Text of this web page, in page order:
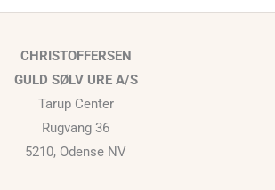
CHRISTOFFERSEN
GULD SØLV URE A/S
Tarup Center
Rugvang 36
5210, Odense NV